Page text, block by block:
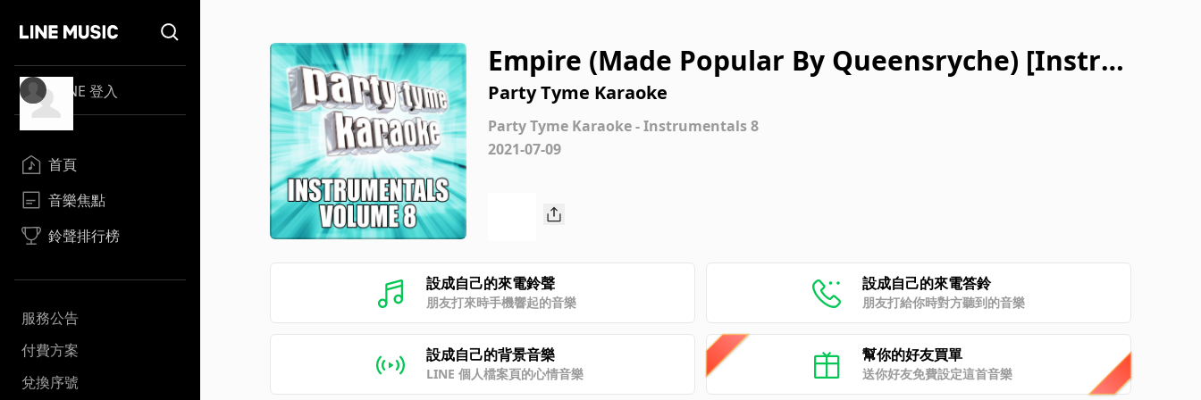
LINE 登入
首頁
音樂焦點
鈴聲排行榜
服務公告
付費方案
兌換序號
Empire (Made Popular By Queensryche) [Instru
mental Version]
Party Tyme Karaoke
Party Tyme Karaoke - Instrumentals 8
2021-07-09
設成自己的來電鈴聲
朋友打來時手機響起的音樂
設成自己的來電答鈴
朋友打給你時對方聽到的音樂
設成自己的背景音樂
LINE 個人檔案頁的心情音樂
幫你的好友買單
送你好友免費設定這首音樂